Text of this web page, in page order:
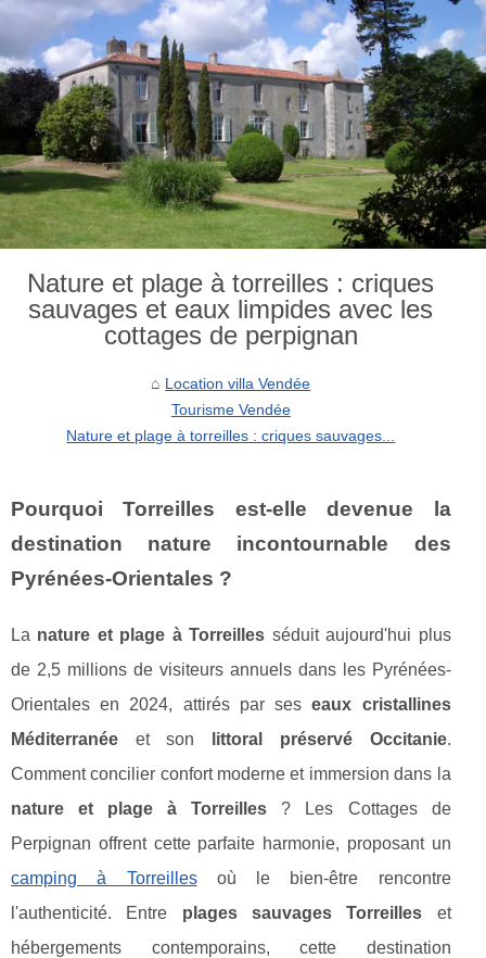
Nature et plage à torreilles : criques
sauvages et eaux limpides avec les
cottages de perpignan
Location villa Vendée
Tourisme Vendée
Nature et plage à torreilles : criques sauvages...
Pourquoi Torreilles est-elle devenue la
destination nature incontournable des
Pyrénées-Orientales ?
La nature et plage à Torreilles séduit aujourd'hui plus
de 2,5 millions de visiteurs annuels dans les Pyrénées-
Orientales en 2024, attirés par seseaux cristallines
Méditerranée et son littoral préservé Occitanie.
Comment concilier confort moderne et immersion dans la
nature et plage à Torreilles ? Les Cottages de
Perpignan offrent cette parfaite harmonie, proposant un
camping à Torreillesoù le bien-être rencontre
l'authenticité. Entre plages sauvages Torreilles et
hébergements contemporains, cette destination